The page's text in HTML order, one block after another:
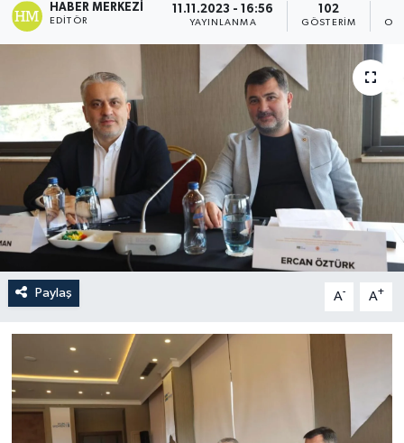
HABER MERKEZI
EDITÖR
11.11.2023 - 16:56
YAYINLANMA
102
GÖSTERIM
Paylaş A- A+
Son Dakika Haberleri
Haber Arşivi